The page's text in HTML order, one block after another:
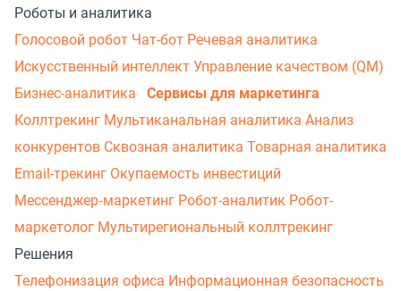
Роботы и аналитика
Голосовой робот Чат-бот Речевая аналитика
Искусственный интеллект Управление качеством (QM)
Бизнес-аналитика
Сервисы для маркетинга
Коллтрекинг Мультиканальная аналитика Анализ
конкурентов Сквозная аналитика Товарная аналитика
Email-трекинг Окупаемость инвестиций
Мессенджер‑маркетинг Робот-аналитик Робот-
маркетолог Мультирегиональный коллтрекинг
Решения
Телефонизация офиса Информационная безопасность